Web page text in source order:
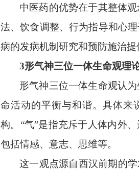
中医药的优势在于其整体
法、饮食调整、行为指导和心
病的发病机制研究和预防施治提
3形气神三位一体生命观理
形气神三位一体生命观认
命活动的平衡与和谐。具体来
构。“气”是指充斥于人体内外
包括情感、意志、思维等。
这一观点源自西汉前期的